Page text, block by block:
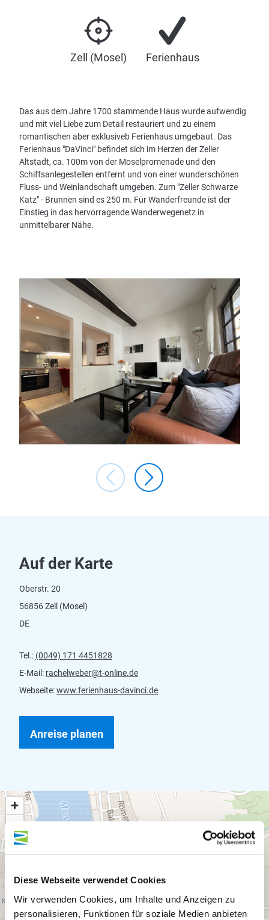
Diese Webseite verwendet Cookies
Wir verwenden Cookies, um Inhalte und Anzeigen zu
personalisieren, Funktionen für soziale Medien anbieten
Zell (Mosel) Ferienhaus
Das aus dem Jahre 1700 stammende Haus wurde aufwendig
und mit viel Liebe zum Detail restauriert und zu einem
romantischen aber exklusiveb Ferienhaus umgebaut. Das
Ferienhaus "DaVinci" befindet sich im Herzen der Zeller
Altstadt, ca. 100m von der Moselpromenade und den
Schiffsanlegestellen entfernt und von einer wunderschönen
Fluss- und Weinlandschaft umgeben. Zum "Zeller Schwarze
Katz" - Brunnen sind es 250 m. Für Wanderfreunde ist der
Einstieg in das hervorragende Wanderwegenetz in
unmittelbarer Nähe.
Auf der Karte
Oberstr. 20
56856 Zell (Mosel)
DE
Tel.: (0049) 171 4451828
E-Mail: rachelweber@t-online.de
Webseite:www.ferienhaus-davinci.de
Anreise planen